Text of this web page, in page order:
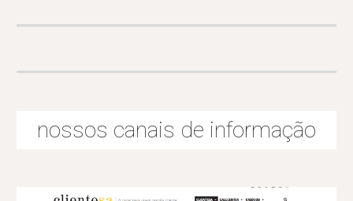
nossos canais de informação